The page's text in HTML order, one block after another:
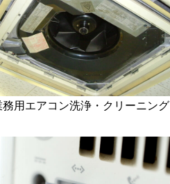
務用エアコン洗浄・クリーニング